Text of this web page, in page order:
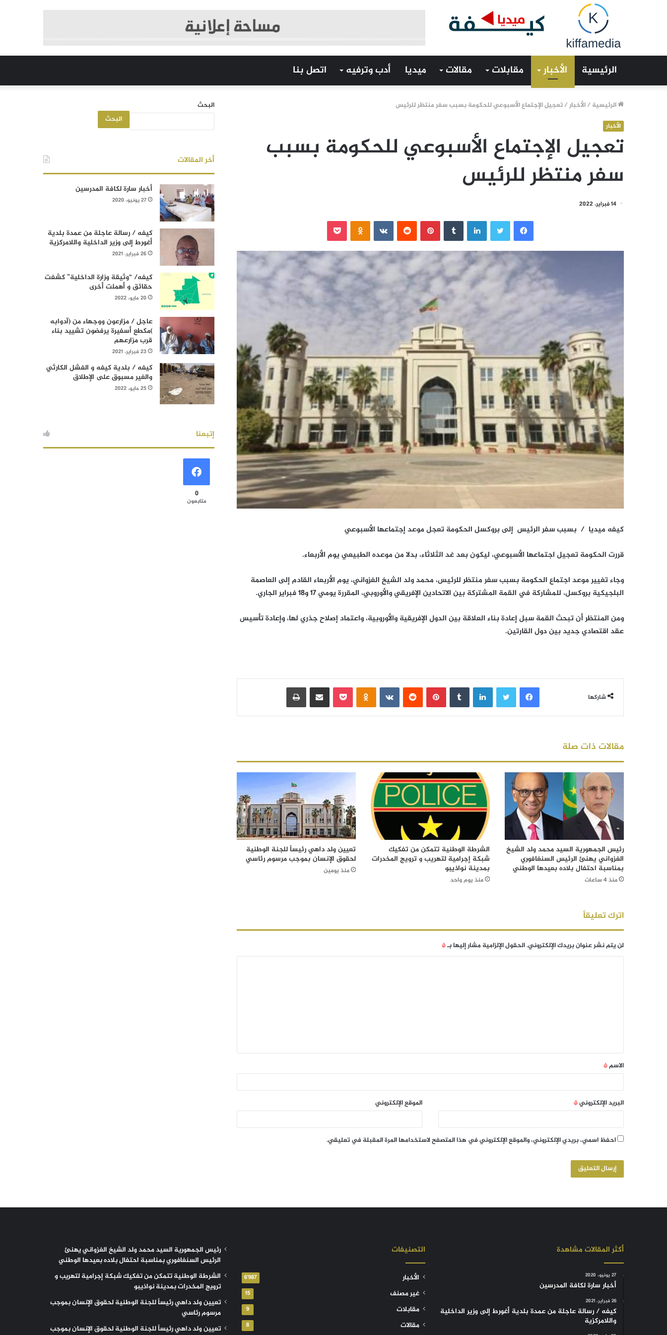
الرئيسية الأخبار مقابلات مقالات ميديا أدب وترفيه اتصل بنا
الرئيسية /الأخبار/تعجيل الإجتماع الأسبوعي للحكومة بسبب سفر منتظر للرئيس
الأخبار
تعجيل الإجتماع الأسبوعي للحكومة بسبب
سفر منتظر للرئيس
14 فبراير، 2022
فيسبوك لينكدإن بينتيريست
كيفه ميديا / بسبب سفر الرئيس إلى بروكسل الحكومة تعجل موعد إجتماعها الأسبوعي
قررت الحكومة تعجيل اجتماعها الأسبوعي، ليكون بعد غد الثلاثاء، بدلا من موعده الطبيعي يوم الأربعاء.
وجاء تغيير موعد اجتماع الحكومة بسبب سفر منتظر للرئيس، محمد ولد الشيخ الغزواني، يوم الأربعاء القادم إلى العاصمة
البلجيكية بروكسل، للمشاركة في القمة المشتركة بين الاتحادين الإفريقي والأوروبي، المقررة يومي 17 و18 فبراير الجاري.
ومن المنتظر أن تبحث القمة سبل إعادة بناء العلاقة بين الدول الإفريقية والأوروبية، واعتماد إصلاح جذري لها، وإعادة تأسيس
عقد اقتصادي جديد بين دول القارتين.
شاركها
فيسبوك لينكدإن بينتيريست بوكيت مشاركة عبر البريد
مقالات ذات صلة
رئيس الجمهورية السيد محمد ولد الشيخ
الغزواني يهنئ الرئيس السنغافوري
بمناسبة احتفال بلاده بعيدها الوطني
منذ 4 ساعات
الشرطة الوطنية تتمكن من تفكيك
شبكة إجرامية لتهريب و ترويج المخدرات
بمدينة نواذيبو
منذ يوم واحد
تعيين ولد داهي رئيساً للجنة الوطنية
لحقوق الإنسان بموجب مرسوم رئاسي
منذ يومين
اترك تعليقاً
لن يتم نشر عنوان بريدك الإلكتروني.الحقول الإلزامية مشار إليها بـ*
الاسم*
البريد الإلكتروني* الموقع الإلكتروني
احفظ اسمي، بريدي الإلكتروني، والموقع الإلكتروني في هذا المتصفح لاستخدامها المرة المقبلة في تعليقي.
البحث
البحث
أخر المقالات
أخبار سارة لكافة المدرسين
27 يونيو، 2020
كيفه / رسالة عاجلة من عمدة بلدية
أغورط إلى وزير الداخلية واللامركزية
26 فبراير، 2021
كيفه/ “وثيقة وزارة الداخلية” كشفت
حقائق و أهملت أخرى
20 مايو، 2022
عاجل / مزارعون ووجهاء من (آدوابه
)مكطع أسفيرة يرفضون تشييد بناء
قرب مزارعهم
23 فبراير، 2021
كيفه / بلدية كيفه و الفشل الكارثي
والغير مسبوق على الإطلاق
25 مايو، 2022
إتبعنا
0
متابعون
أكثر المقالات مشاهدة
27 يونيو، 2020
أخبار سارة لكافة المدرسين
26 فبراير، 2021
كيفه / رسالة عاجلة من عمدة بلدية أغورط إلى وزير الداخلية
واللامركزية
التصنيفات
الأخبار 6٬987
غير مصنف 15
مقابلات 9
مقالات 8
رئيس الجمهورية السيد محمد ولد الشيخ الغزواني يهنئ
الرئيس السنغافوري بمناسبة احتفال بلاده بعيدها الوطني
الشرطة الوطنية تتمكن من تفكيك شبكة إجرامية لتهريب و
ترويج المخدرات بمدينة نواذيبو
تعيين ولد داهي رئيساً للجنة الوطنية لحقوق الإنسان بموجب
مرسوم رئاسي
تعيين ولد داهي رئيساً للجنة الوطنية لحقوق الإنسان بموجب